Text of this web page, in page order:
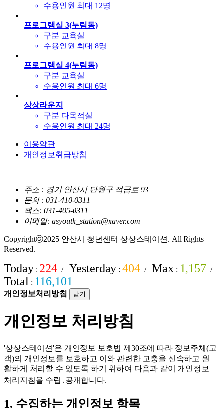
수용인원 최대 12명
프로그램실 3(누림동)
구분 교육실
수용인원 최대 8명
프로그램실 4(누림동)
구분 교육실
수용인원 최대 6명
상상라운지
구분 다목적실
수용인원 최대 24명
이용약관
개인정보취급방침
주소 : 경기 안산시 단원구 적금로 93
문의 : 031-410-0311
팩스: 031-405-0311
이메일: asyouth_station@naver.com
Copyrightⓒ2025 안산시 청년센터 상상스테이션. All Rights
Reserved.
Today : 224 / Yesterday : 404 / Max : 1,157 /
Total : 116,101
개인정보처리방침 닫기
개인정보 처리방침
'상상스테이션'은 개인정보 보호법 제30조에 따라 정보주체(고
객)의 개인정보를 보호하고 이와 관련한 고충을 신속하고 원
활하게 처리할 수 있도록 하기 위하여 다음과 같이 개인정보
처리지침을 수립․공개합니다.
1. 수집하는 개인정보 항목